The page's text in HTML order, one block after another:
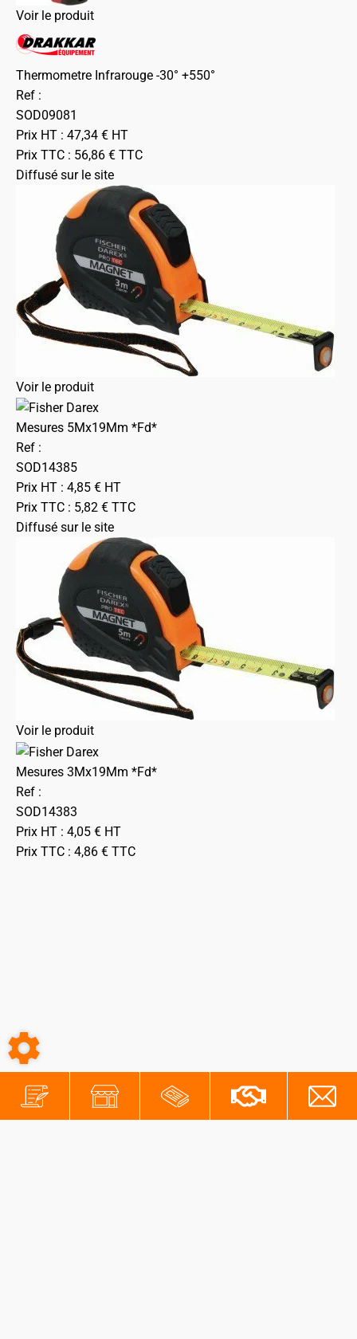
Voir le produit
Thermometre Infrarouge -30° +550°
Ref :
SOD09081
Prix HT : 47,34 € HT
Prix TTC : 56,86 € TTC
Diffusé sur le site
Voir le produit
Mesures 5Mx19Mm *Fd*
Ref :
SOD14385
Prix HT : 4,85 € HT
Prix TTC : 5,82 € TTC
Diffusé sur le site
Voir le produit
Mesures 3Mx19Mm *Fd*
Ref :
SOD14383
Prix HT : 4,05 € HT
Prix TTC : 4,86 € TTC